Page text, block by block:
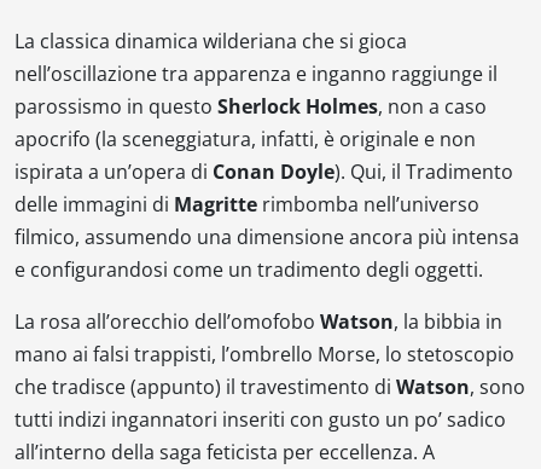
La classica dinamica wilderiana che si gioca
nell’oscillazione tra apparenza e inganno raggiunge il
parossismo in questo Sherlock Holmes, non a caso
apocrifo (la sceneggiatura, infatti, è originale e non
ispirata a un’opera di Conan Doyle). Qui, il Tradimento
delle immagini di Magritte rimbomba nell’universo
filmico, assumendo una dimensione ancora più intensa
e configurandosi come un tradimento degli oggetti.
La rosa all’orecchio dell’omofobo Watson, la bibbia in
mano ai falsi trappisti, l’ombrello Morse, lo stetoscopio
che tradisce (appunto) il travestimento di Watson, sono
tutti indizi ingannatori inseriti con gusto un po’ sadico
all’interno della saga feticista per eccellenza. A